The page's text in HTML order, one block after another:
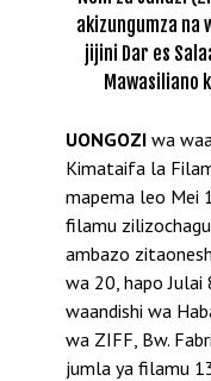
akizungumza na
jijini Dar es
Mawasiliano
UONGOZI wa
Kimataifa la
mapema leo Mei
filamu
ambazo
wa 20, hapo Julai
waandishi wa
wa ZIFF, Bw.
jumla ya filamu